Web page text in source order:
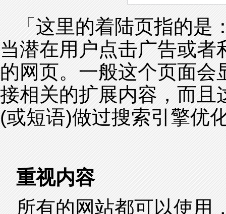
「这里的着陆页指的
当潜在用户点击广告或
的网页。一般这个页面
接相关的扩展内容，而且
(或短语)做过搜索引擎优
重视内容
所有的网站都可以使用